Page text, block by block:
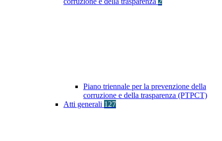
Piano triennale per la prevenzione della
corruzione e della trasparenza (PTPCT)
Atti generali 127